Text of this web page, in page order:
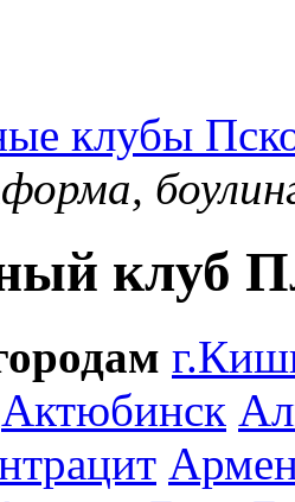
клубы
клуб
Актюбинск